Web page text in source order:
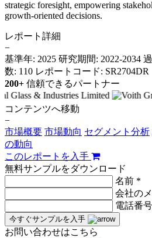
strategic foresight, empowering
growth-oriented decisions.
レポート詳細
−
基準年: 2025 研究期間: 2022-2034
数: 110 レポートコード: SR2704DR
200+ 信頼できるパートナー
コンテンツへ移動
−
市場概要 市場動向 セグメント分析
の動向
このレポートを入手
無料サンプルをダウンロード
名前 *
会社の
電話番号
今すぐサンプルを入手
お問い合わせはこちら